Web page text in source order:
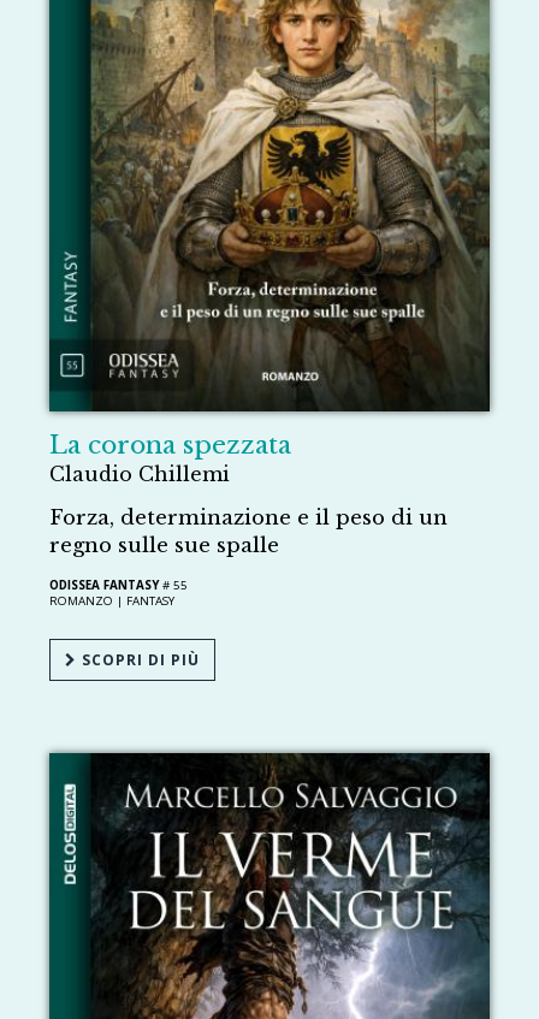
La corona spezzata
Claudio Chillemi
Forza, determinazione e il peso di un
regno sulle sue spalle
ODISSEA FANTASY# 55
ROMANZO | FANTASY
SCOPRI DI PIÙ